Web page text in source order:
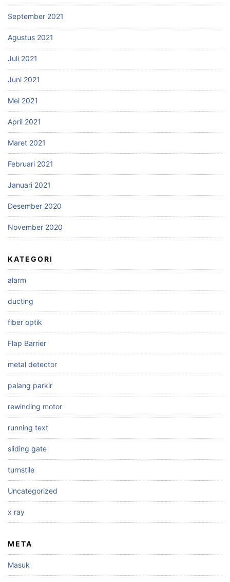
September 2021
Agustus 2021
Juli 2021
Juni 2021
Mei 2021
April 2021
Maret 2021
Februari 2021
Januari 2021
Desember 2020
November 2020
KATEGORI
alarm
ducting
fiber optik
Flap Barrier
metal detector
palang parkir
rewinding motor
running text
sliding gate
turnstile
Uncategorized
x ray
META
Masuk